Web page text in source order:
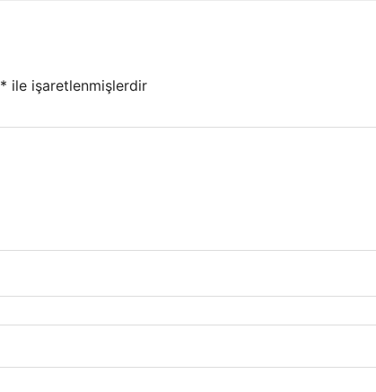
* ile işaretlenmişlerdir